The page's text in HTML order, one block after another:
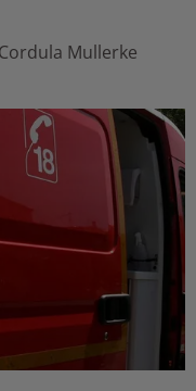
Mullerke